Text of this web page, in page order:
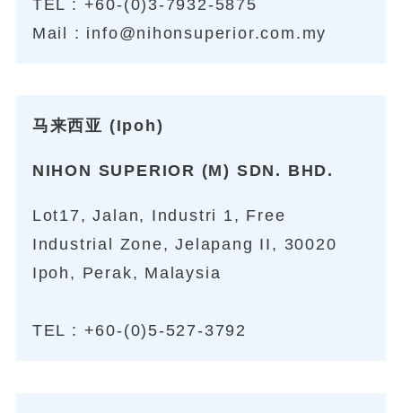
TEL : +60-(0)3-7932-5875
Mail : info@nihonsuperior.com.my
马来西亚 (Ipoh)
NIHON SUPERIOR (M) SDN. BHD.
Lot17, Jalan, Industri 1, Free
Industrial Zone, Jelapang II, 30020
Ipoh, Perak, Malaysia
TEL : +60-(0)5-527-3792